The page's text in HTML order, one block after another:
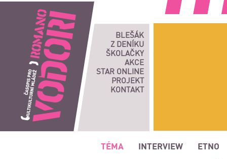
Romano vodori, časopis pro multikulturní mládež
BLEŠÁK
Z DENÍKU
ŠKOLAČKY
AKCE
STAR ONLINE
PROJEKT
KONTAKT
TÉMA INTERVIEW ETNO